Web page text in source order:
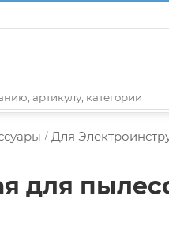
/ Для
для